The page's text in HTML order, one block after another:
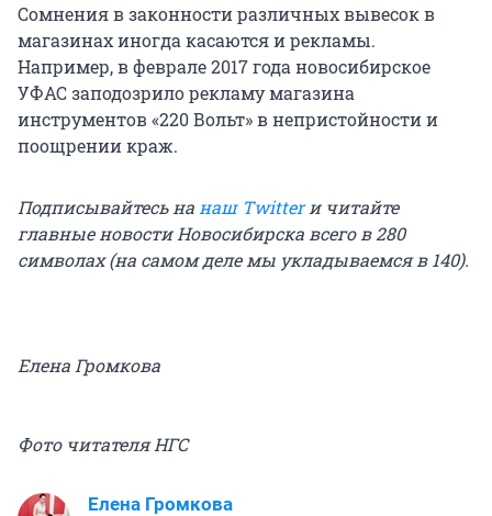
Сомнения в законности различных вывесок в
магазинах иногда касаются и рекламы.
Например, в феврале 2017 года новосибирское
УФАС заподозрило рекламу магазина
инструментов «220 Вольт» в непристойности и
поощрении краж.
Подписывайтесь на наш Twitterи читайте
главные новости Новосибирска всего в 280
символах (на самом деле мы укладываемся в 140).
Елена Громкова
Фото читателя НГС
Елена Громкова